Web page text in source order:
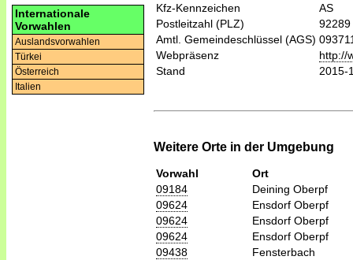
Internationale
Vorwahlen
Auslandsvorwahlen
Türkei
Österreich
Italien
Kfz-Kennzeichen
AS
Postleitzahl (PLZ)
92289
Amtl. Gemeindeschlüssel (AGS)
Webpräsenz
http://
Stand
2015-
Weitere Orte in der Umgebung
Vorwahl
Ort
09184
Deining Oberpf
09624
Ensdorf Oberpf
09624
Ensdorf Oberpf
09624
Ensdorf Oberpf
09438
Fensterbach